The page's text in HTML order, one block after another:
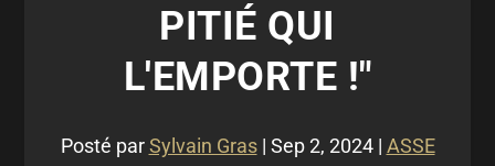
PITIÉ QUI
L'EMPORTE !"
Posté parSylvain Gras| Sep 2, 2024| ASSE